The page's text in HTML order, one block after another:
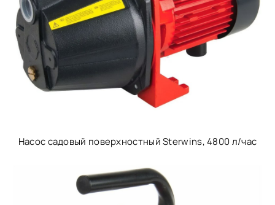
Насос садовый поверхностный Sterwins, 4800 л/час